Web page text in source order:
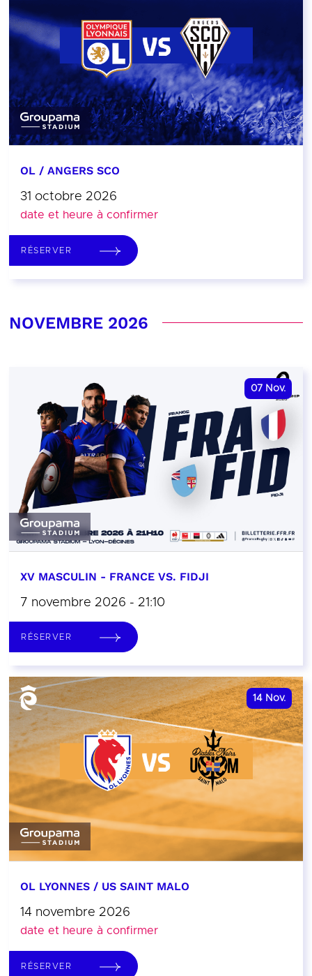
OL / ANGERS SCO
31 octobre 2026
date et heure à confirmer
RÉSERVER
NOVEMBRE 2026
07 Nov.
XV MASCULIN - FRANCE VS. FIDJI
7 novembre 2026 - 21:10
RÉSERVER
14 Nov.
OL LYONNES / US SAINT MALO
14 novembre 2026
date et heure à confirmer
RÉSERVER